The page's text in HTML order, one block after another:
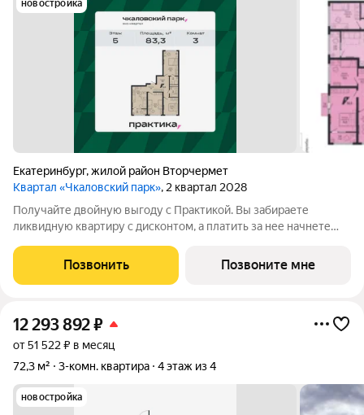
новостройка
Екатеринбург,жилой район Вторчермет
Квартал «Чкаловский парк», 2 квартал 2028
Получайте двойную выгоду с Практикой. Вы забираете
ликвидную квартиру с дисконтом, а платить за нее начнете
легкого старта. Кол-во квартир со скидкой ограничен.
Успевайте забрать Ваш выгодный
Позвонить Позвоните мне
12 293 892₽
от 51 522 ₽ в месяц
72,3 м²
3-комн. квартира 4 этаж из 4
новостройка